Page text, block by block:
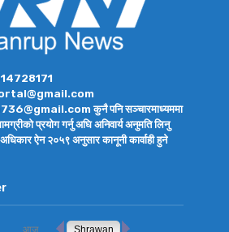
कुनै पनि सञ्चारमाध्यममा
प्रयोग गर्नु अघि अनिवार्य अनुमति लिनु
ऐन २०५९ अनुसार कानूनी कार्वाही हुने